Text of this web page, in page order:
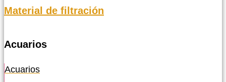
Material de filtración
Acuarios
Acuarios